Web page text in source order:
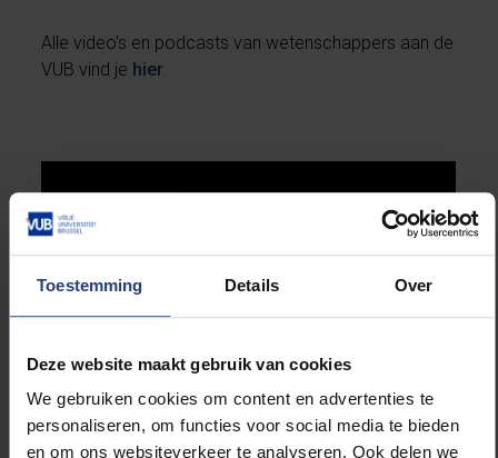
Toestemming Details Over
Deze website maakt gebruik van cookies
We gebruiken cookies om content en advertenties te
personaliseren, om functies voor social media te bieden
en om ons websiteverkeer te analyseren. Ook delen we
Alle video's en podcasts van wetenschappers aan de
VUB vind je hier